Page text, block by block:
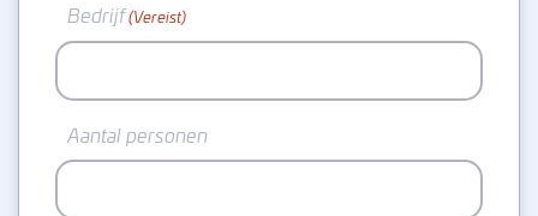
Bedrijf(Vereist)
Aantal personen